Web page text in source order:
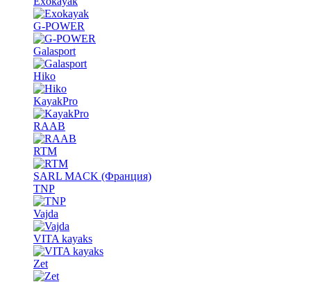
G-POWER
Galasport
Hiko
KayakPro
RAAB
RTM
SARL MACK (Франция)
TNP
Vajda
VITA kayaks
Zet